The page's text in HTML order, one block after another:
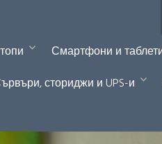
Смартфони и
сториджи и UPS-и